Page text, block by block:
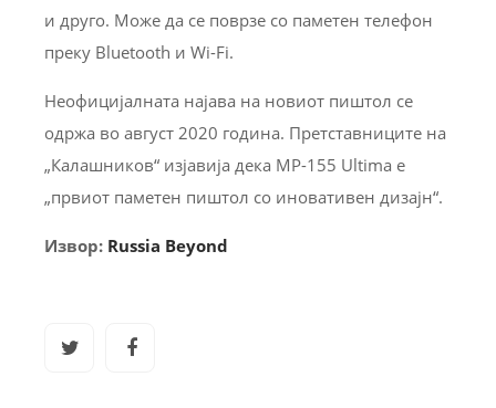
и друго. Може да се поврзе со паметен телефон
преку Bluetooth и Wi-Fi.
Неофицијалната најава на новиот пиштол се
одржа во август 2020 година. Претставниците на
„Калашников“ изјавија дека MP-155 Ultima е
„првиот паметен пиштол со иновативен дизајн“.
Извор: Russia Beyond